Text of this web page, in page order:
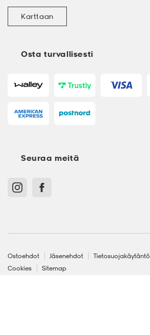
Osta turvallisesti
Karttaan
Seuraa meitä
Ostoehdot Jäsenehdot Tietosuojakäytäntö
Cookies
Sitemap